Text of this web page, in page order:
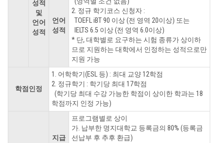
성적
및
언어
성적
언어
성적
2. 정규 학기코스 신청자 :
TOEFL iBT 90 이상 (전 영역 20이상) 또는
IELTS 6.5 이상 (전 영역 6.0이상)
* 단, 대학별로 요구하는 시험 종류가 상이하
므로 지원하는 대학에서 인정하는 성적으로만
지원 가능
학점인정
1. 어학학기(ESL 등) : 최대 교양 12학점
2. 정규학기 : 학기당 최대 17학점
(학기당 최대 수강 가능한 학점이 상이한 학과는 18
학점까지 인정 가능)
지급
프로그램별로 상이
가. 납부한 명지대학교 등록금의 80% (등록금
선납부 후 추후 환급)